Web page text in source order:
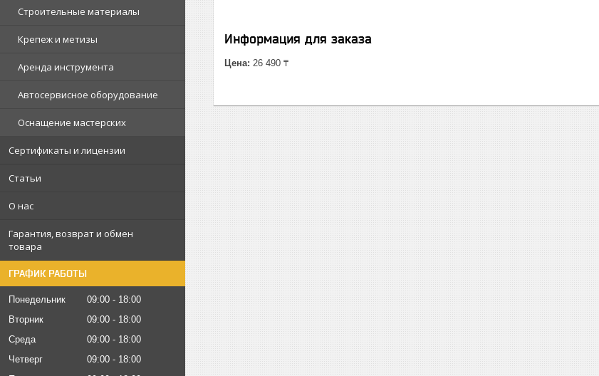
Строительные материалы
Крепеж и метизы
Аренда инструмента
Автосервисное оборудование
Оснащение мастерских
Сертификаты и лицензии
Статьи
О нас
Гарантия, возврат и обмен
товара
ГРАФИК РАБОТЫ
Понедельник 09:00
18:00
Вторник
09:00
18:00
Среда
09:00
18:00
Четверг
09:00
18:00
Информация для заказа
Цена: 26 490 ₸